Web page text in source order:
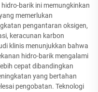
barik ini memungkinkan
memerlukan
pengantaran oksigen,
keracunan karbon
klinis menunjukkan bahwa
hidro-barik mengalami
cepat dibandingkan
yang bertahan
pengobatan. Teknologi